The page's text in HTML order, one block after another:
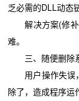
乏必需的DLL动态
解决方案(修补
难。
三、随便删除系
用户操作失误，
除了，造成程序运